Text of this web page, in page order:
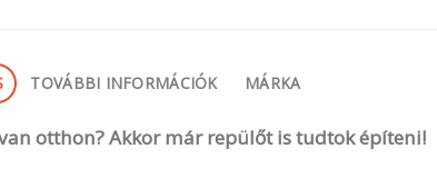
TOVÁBBI INFORMÁCIÓK MÁRKA
otthon? Akkor már repülőt is tudtok építeni!